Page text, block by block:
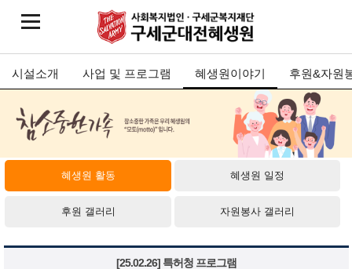
시설소개 사업 및 프로그램 혜생원이야기 후원&자원
혜생원 활동 혜생원 일정
후원 갤러리 자원봉사 갤러리
[25.02.26] 특허청 프로그램